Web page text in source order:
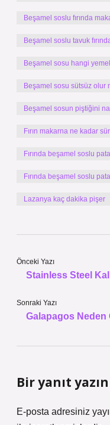
Beşamel soslu fırında
Beşamel soslu tavuk
Beşamel sosu hangi
Beşamel sosu sütsüz olur
Beşamel sosun piştiğini
Fırın makarna ne kadar
Fırında beşamel soslu
Fırında beşamel soslu
Lazanya kaç dakika pişer
Önceki Yazı
Stainless Steel
Sonraki Yazı
Galapagos Neden
Bir yanıt yazın
E-posta adresiniz